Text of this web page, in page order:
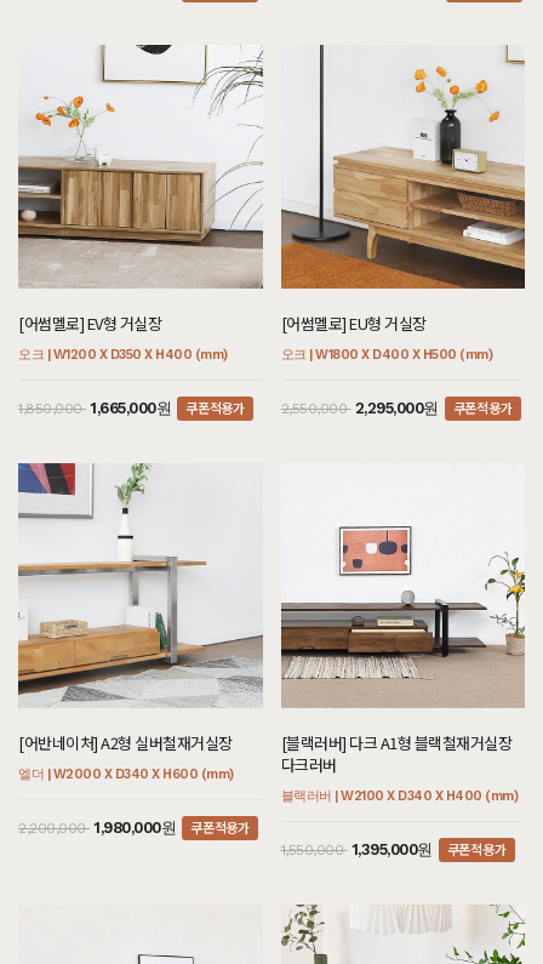
[어썸멜로] EV형 거실장
오크 | W1200 X D350 X H400 (mm)
1,850,000 1,665,000원 쿠폰적용가
[어썸멜로] EU형 거실장
오크 | W1800 X D400 X H500 (mm)
2,550,000 2,295,000원 쿠폰적용가
[어반네이처] A2형 실버철재거실장
엘더 | W2000 X D340 X H600 (mm)
2,200,000 1,980,000원 쿠폰적용가
[블랙러버] 다크 A1형 블랙철재거실장
다크러버
블랙러버 | W2100 X D340 X H400 (mm)
1,550,000 1,395,000원 쿠폰적용가